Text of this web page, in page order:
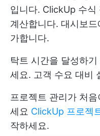
입니다. ClickUp 수
계산합니다. 대시보
가합니다.
탁트 시간을 달성하
세요. 고객 수요 대비
프로젝트 관리가 처
세요 ClickUp 프로젝
작하세요.